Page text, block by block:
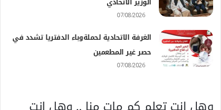
07/08/2026
الغرفة الاتحادية لحملةوباء الدفتريا تشدد في
حصر غير المطعمين
07/08/2026